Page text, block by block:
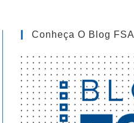
Conheça O Blog FSA